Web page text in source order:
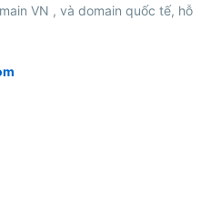
VN , và domain quốc tế, hỗ